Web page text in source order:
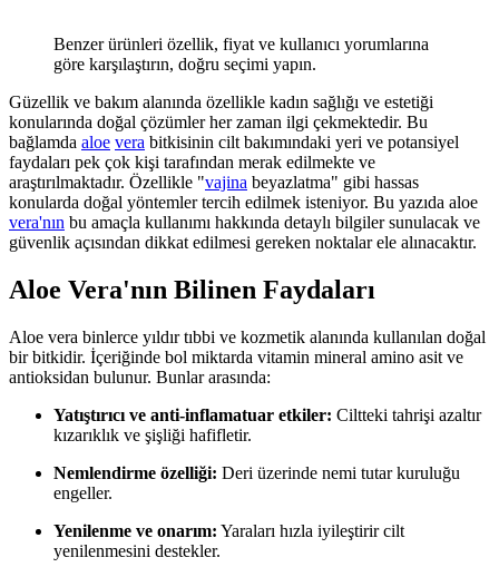
Benzer ürünleri özellik, fiyat ve kullanıcı yorumlarına
göre karşılaştırın, doğru seçimi yapın.
Güzellik ve bakım alanında özellikle kadın sağlığı ve estetiği
konularında doğal çözümler her zaman ilgi çekmektedir. Bu
bağlamda aloe vera bitkisinin cilt bakımındaki yeri ve potansiyel
faydaları pek çok kişi tarafından merak edilmekte ve
araştırılmaktadır. Özellikle "vajina beyazlatma" gibi hassas
konularda doğal yöntemler tercih edilmek isteniyor. Bu yazıda aloe
vera'nın bu amaçla kullanımı hakkında detaylı bilgiler sunulacak ve
güvenlik açısından dikkat edilmesi gereken noktalar ele alınacaktır.
Aloe Vera'nın Bilinen Faydaları
Aloe vera binlerce yıldır tıbbi ve kozmetik alanında kullanılan doğal
bir bitkidir. İçeriğinde bol miktarda vitamin mineral amino asit ve
antioksidan bulunur. Bunlar arasında:
Yatıştırıcı ve anti-inflamatuar etkiler: Ciltteki tahrişi azaltır
kızarıklık ve şişliği hafifletir.
Nemlendirme özelliği: Deri üzerinde nemi tutar kuruluğu
engeller.
Yenilenme ve onarım: Yaraları hızla iyileştirir cilt
yenilenmesini destekler.